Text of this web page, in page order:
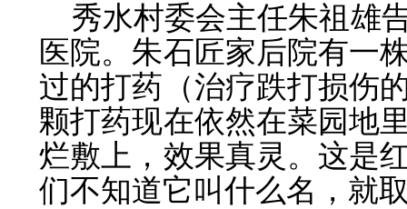
秀水村委会主任朱祖雄
医院。朱石匠家后院有一
过的打药（治疗跌打损伤
颗打药现在依然在菜园地
烂敷上，效果真灵。这是
们不知道它叫什么名，就